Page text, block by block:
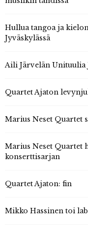
Hullua tangoa ja
Jyväskylässä
Aili Järvelän Unituulia
Quartet Ajaton
Marius Neset Quartet
Marius Neset Quartet
konserttisarjan
Quartet Ajaton: fin
Mikko Hassinen toi